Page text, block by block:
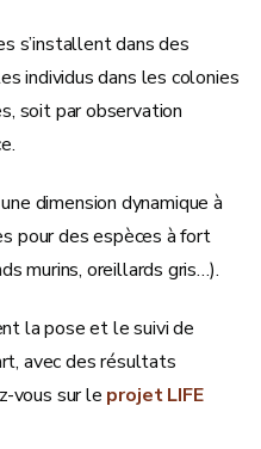
s’installent dans des
individus dans les colonies
soit par observation
dimension dynamique à
pour des espèces à fort
murins, oreillards gris…).
la pose et le suivi de
avec des résultats
vous sur le projet LIFE